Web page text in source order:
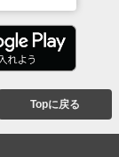
Topに戻る